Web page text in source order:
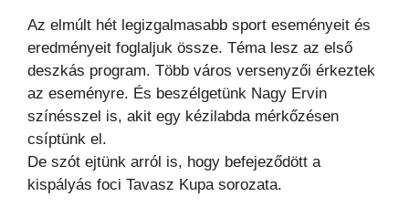
Az elmúlt hét legizgalmasabb sport eseményeit és
eredményeit foglaljuk össze. Téma lesz az első
deszkás program. Több város versenyzői érkeztek
az eseményre. És beszélgetünk Nagy Ervin
színésszel is, akit egy kézilabda mérkőzésen
csíptünk el.
De szót ejtünk arról is, hogy befejeződött a
kispályás foci Tavasz Kupa sorozata.